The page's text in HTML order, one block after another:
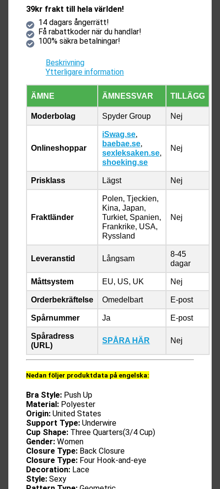
39kr frakt till hela världen!
14 dagars ångerrätt!
Få rabattkoder när du handlar!
100% säkra betalningar!
Beskrivning
Ytterligare information
ÄMNE ÄMNESSVAR TILLÄGG
Moderbolag Spyder Group Nej
Onlineshoppar
iSwag.se,
baebae.se,
sexleksaken.se,
shoeking.se
Nej
Prisklass Lägst Nej
Fraktländer
Polen, Tjeckien,
Kina, Japan,
Turkiet, Spanien,
Frankrike, USA,
Ryssland
Nej
Leveranstid Långsam
8-45
dagar
Måttsystem EU, US, UK Nej
Orderbekräftelse Omedelbart E-post
Spårnummer Ja E-post
Spåradress
(URL)
SPÅRA HÄR Nej
Nedan följer produktdata på engelska:
Bra Style: Push Up
Material: Polyester
Origin: United States
Support Type: Underwire
Cup Shape: Three Quarters(3/4 Cup)
Gender: Women
Closure Type: Back Closure
Closure Type: Four Hook-and-eye
Decoration: Lace
Style: Sexy